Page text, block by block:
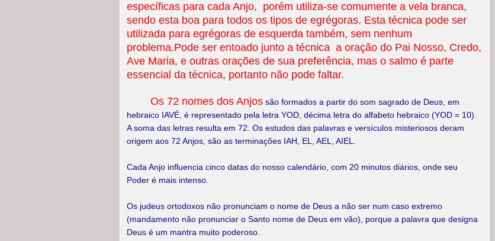
específicas para cada Anjo, porém utiliza-se comumente a vela branca,
sendo esta boa para todos os tipos de egrégoras. Esta técnica pode ser
utilizada para egrégoras de esquerda também, sem nenhum
problema.Pode ser entoado junto a técnica a oração do Pai Nosso, Credo,
Ave Maria, e outras orações de sua preferência, mas o salmo é parte
essencial da técnica, portanto não pode faltar.
Os 72 nomes dos Anjos são formados a partir do som sagrado de Deus, em
hebraico IAVÉ, é representado pela letra YOD, décima letra do alfabeto hebraico (YOD = 10).
A soma das letras resulta em 72. Os estudos das palavras e versículos misteriosos deram
origem aos 72 Anjos, são as terminações IAH, EL, AEL, AIEL.
Cada Anjo influencia cinco datas do nosso calendário, com 20 minutos diários, onde seu
Poder é mais intenso.
Os judeus ortodoxos não pronunciam o nome de Deus a não ser num caso extremo
(mandamento não pronunciar o Santo nome de Deus em vão), porque a palavra que designa
Deus é um mantra muito poderoso.